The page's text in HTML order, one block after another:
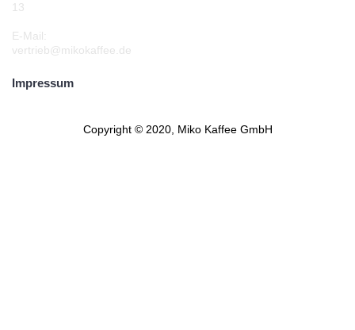
13
E-Mail:
vertrieb@mikokaffee.de
Impressum
Copyright © 2020, Miko Kaffee GmbH